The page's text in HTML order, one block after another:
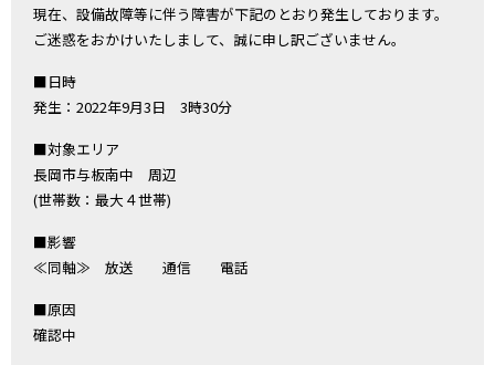
現在、設備故障等に伴う障害が下記のとおり発生しております。
ご迷惑をおかけいたしまして、誠に申し訳ございません。
■日時
発生：2022年9月3日 3時30分
■対象エリア
長岡市与板南中 周辺
(世帯数：最大４世帯)
■影響
≪同軸≫ 放送 通信 電話
■原因
確認中